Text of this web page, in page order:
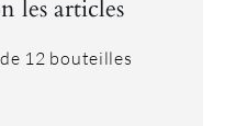
les articles
12 bouteilles